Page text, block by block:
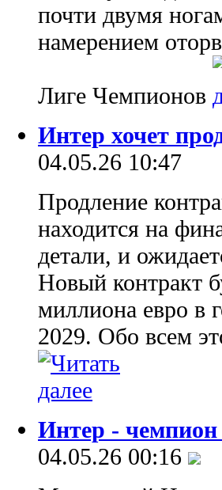
почти двумя
намерением
Лиге Чемпионов
Интер хочет
04.05.26 10:47
Продление
находится на
детали, и
Новый контракт
миллиона евро в
2029. Обо всем
Интер -
04.05.26 00:16